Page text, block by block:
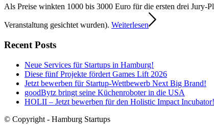
Als Preise winkten 1000 bis 3000 Euro für die ersten drei Jury-
Veranstaltung gesichtet wurden). Weiterlesen
Recent Posts
Neue Services für Startups in Hamburg!
Diese fünf Projekte fördert Games Lift 2026
Jetzt bewerben für Startup-Wettbewerb Next Big Brand!
goodBytz bringt seine Küchenroboter in die USA
HOLII – Jetzt bewerben für den Holistic Impact Incubator!
© Copyright - Hamburg Startups